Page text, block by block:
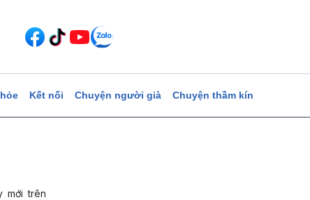
Kết nối Chuyện người già Chuyện thầm kín
mới trên